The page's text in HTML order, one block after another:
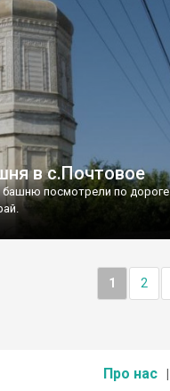
в с.Почтовое
посмотрели по дороге
1 2
Про нас